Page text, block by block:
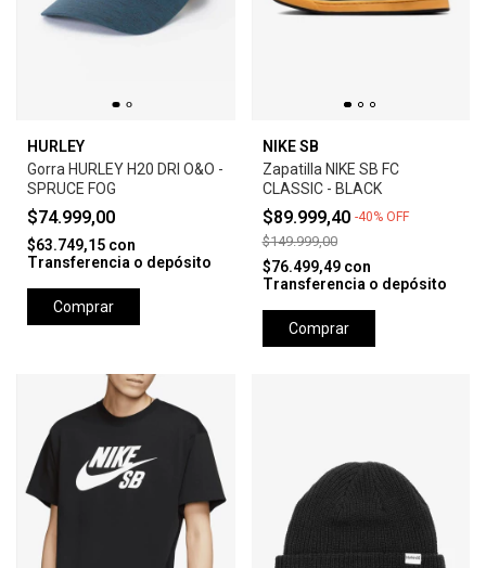
HURLEY
Gorra HURLEY H20 DRI O&O -
SPRUCE FOG
$74.999,00
$63.749,15 con
Transferencia o depósito
Comprar
NIKE SB
Zapatilla NIKE SB FC
CLASSIC - BLACK
$89.999,40 -40% OFF
$149.999,00
$76.499,49 con
Transferencia o depósito
Comprar